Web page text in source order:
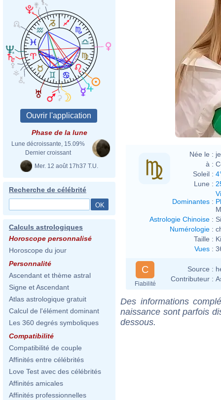
Phase de la lune
Lune décroissante, 15.09%
Dernier croissant
Mer. 12 août 17h37 T.U.
Recherche de célébrité
Calculs astrologiques
Horoscope personnalisé
Horoscope du jour
Personnalité
Ascendant et thème astral
Signe et Ascendant
Atlas astrologique gratuit
Calcul de l'élément dominant
Les 360 degrés symboliques
Compatibilité
Compatibilité de couple
Affinités entre célébrités
Love Test avec des célébrités
Affinités amicales
Affinités professionnelles
Née le :
à :
Soleil :
Lune :
Dominantes :
Astrologie Chinoise :
Numérologie :
Taille :
Vues :
C
Fiabilité
Source :
Contributeur :
Des informations
naissance sont parfois
dessous.